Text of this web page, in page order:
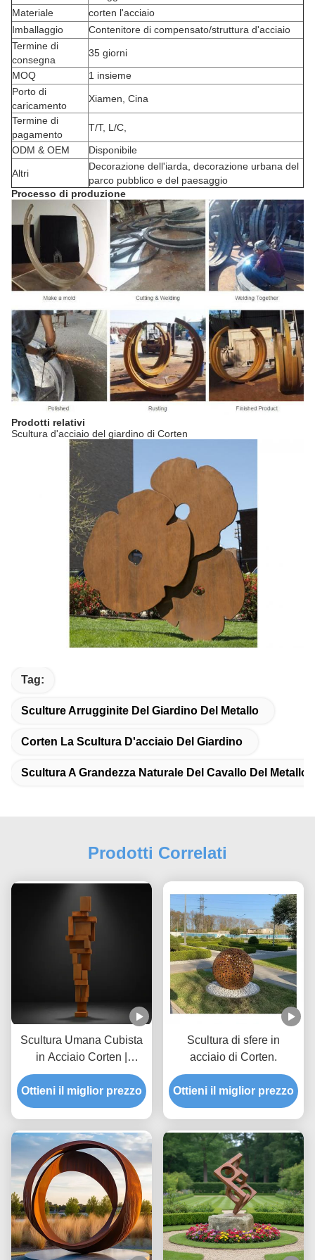
Materiale
corten l'acciaio
Imballaggio
Contenitore di compensato/struttura d'acciaio
Termine di
consegna
35 giorni
MOQ
1 insieme
Porto di
caricamento
Xiamen, Cina
Termine di
pagamento
T/T, L/C,
ODM & OEM
Disponibile
Altri
Decorazione dell'iarda, decorazione urbana del
parco pubblico e del paesaggio
Processo di produzione
Prodotti relativi
Scultura d'acciaio del giardino di Corten
Tag:
Sculture Arrugginite Del Giardino Del Metallo
Corten La Scultura D'acciaio Del Giardino
Scultura A Grandezza Naturale Del Cavallo Del Metallo
Prodotti Correlati
Scultura Umana Cubista
in Acciaio Corten |
Grande Statua Metallica
per Arte Pubblica
Ottieni il miglior prezzo
Scultura di sfere in
acciaio di Corten.
Ottieni il miglior prezzo